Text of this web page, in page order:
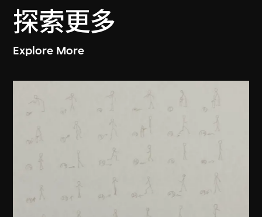
探索更多
Explore More